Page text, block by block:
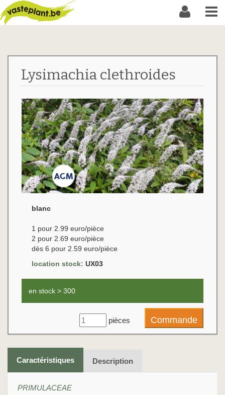
Lysimachia clethroides
blanc
1 pour 2.99 euro/pièce
2 pour 2.69 euro/pièce
dès 6 pour 2.59 euro/pièce
location stock: UX03
en stock > 300
pièces
Caractéristiques Description
PRIMULACEAE